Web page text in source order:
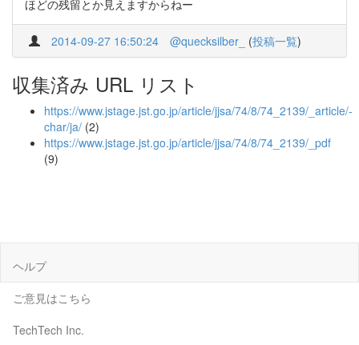
ほどの残留とか見えますからねー
2014-09-27 16:50:24 @quecksilber_ (投稿一覧)
収集済み URL リスト
https://www.jstage.jst.go.jp/article/jjsa/74/8/74_2139/_article/-
char/ja/ (2)
https://www.jstage.jst.go.jp/article/jjsa/74/8/74_2139/_pdf
(9)
ヘルプ
ご意見はこちら
TechTech Inc.